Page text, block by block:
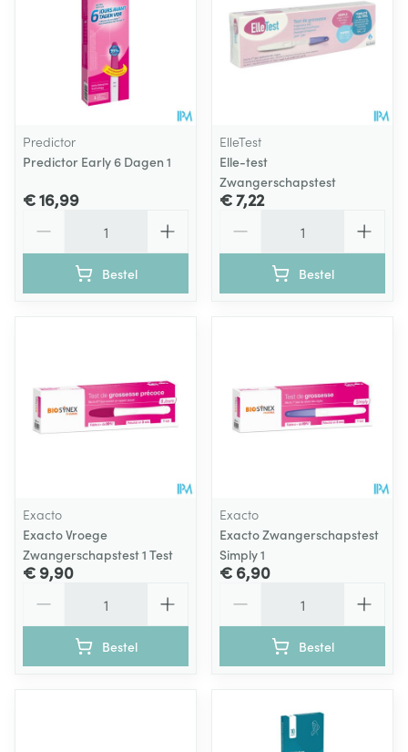
Predictor
Predictor Early 6 Dagen 1
€ 16,99
Bestel
ElleTest
Elle-test
Zwangerschapstest
€ 7,22
Bestel
Exacto
Exacto Vroege
Zwangerschapstest 1 Test
€ 9,90
Bestel
Exacto
Exacto Zwangerschapstest
Simply 1
€ 6,90
Bestel